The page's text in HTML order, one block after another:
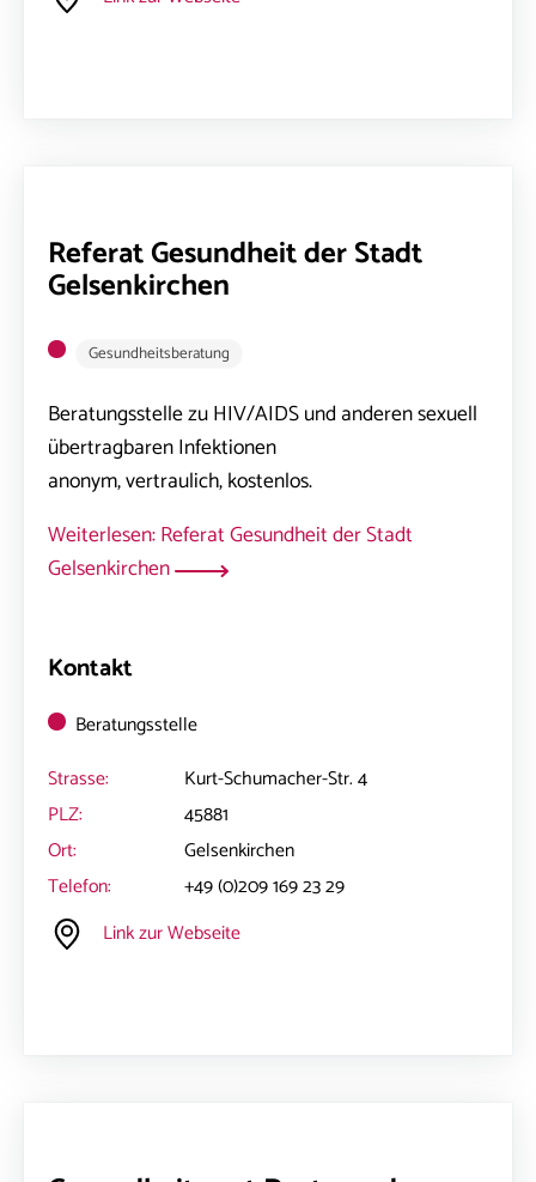
Referat Gesundheit der Stadt
Gelsenkirchen
Gesundheitsberatung
Beratungsstelle zu HIV/AIDS und anderen sexuell
übertragbaren Infektionen
anonym, vertraulich, kostenlos.
Weiterlesen: Referat Gesundheit der Stadt
Gelsenkirchen
Kontakt
Beratungsstelle
Strasse:
Kurt-Schumacher-Str. 4
PLZ:
45881
Ort:
Gelsenkirchen
Telefon:
+49 (0)209 169 23 29
Link zur Webseite